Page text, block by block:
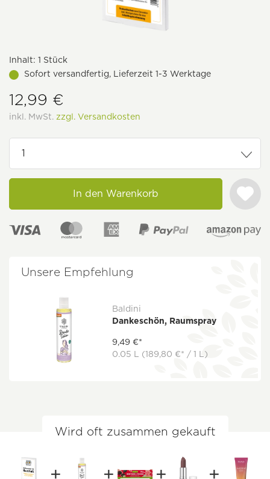
Inhalt: 1 Stück
Sofort versandfertig, Lieferzeit 1-3 Werktage
12,99 €
inkl. MwSt. zzgl. Versandkosten
In den Warenkorb
Unsere Empfehlung
Baldini
Dankeschön, Raumspray
9,49 €*
0.05 L (189,80 €* / 1 L)
Wird oft zusammen gekauft